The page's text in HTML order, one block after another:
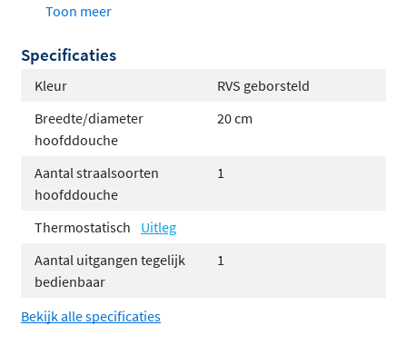
met een regendouche en handdouche, zodat je altijd
een gerichte handdouche.
Complete set met inbouwdeel
Keuze uit verschillende hoofddouchematen
Met glijstang of wandhouder
De Concord regendoucheset is vervaardigd uit
hoogwaardig RVS 316, een materiaal dat bekend staat
Toon meer
Specificaties
Kleur
RVS geborsteld
Breedte/diameter
hoofddouche
20 cm
Aantal straalsoorten
hoofddouche
1
Thermostatisch
Uitleg
Aantal uitgangen tegelijk
bedienbaar
1
Bekijk alle specificaties